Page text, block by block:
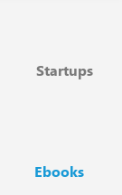
Startups
Ebooks